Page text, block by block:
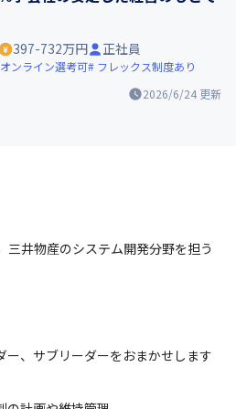
2026/6/24 更新
397-732万円 正社員
オンライン選考可 フレックス制度あり
井物産のシステム開発分野を担う
ー、サブリーダーをおまかせします